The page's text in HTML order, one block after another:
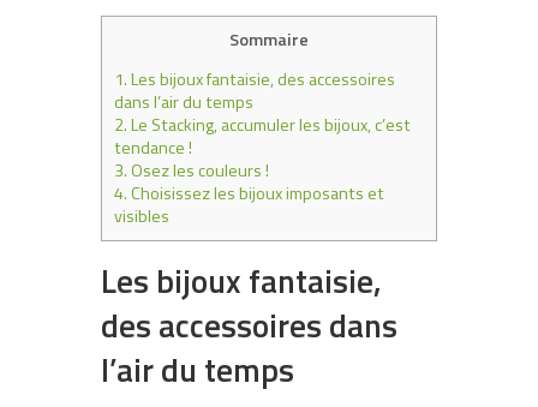
Sommaire
1.Les bijoux fantaisie, des accessoires
dans l’air du temps
2.Le Stacking, accumuler les bijoux, c’est
tendance !
3.Osez les couleurs !
4.Choisissez les bijoux imposants et
visibles
Les bijoux fantaisie,
des accessoires dans
l’air du temps